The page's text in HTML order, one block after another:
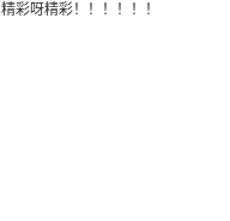
精彩呀精彩！！！！！！